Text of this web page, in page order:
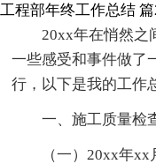
工程部年终工作总结 篇
20xx年在悄然之
一些感受和事件做了
行，以下是我的工作
一、施工质量检
（一）20xx年